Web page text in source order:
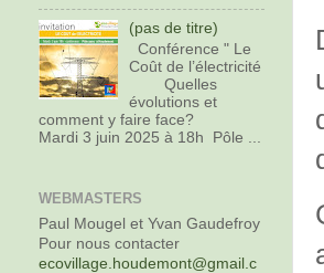
(pas de titre)
Conférence " Le
Coût de l’électricité
Quelles
évolutions et
comment y faire face?
Mardi 3 juin 2025 à 18h Pôle ...
WEBMASTERS
Paul Mougel et Yvan Gaudefroy
Pour nous contacter
ecovillage.houdemont@gmail.c